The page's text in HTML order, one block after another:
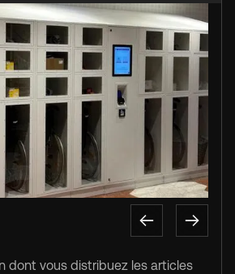
dont vous distribuez les articles